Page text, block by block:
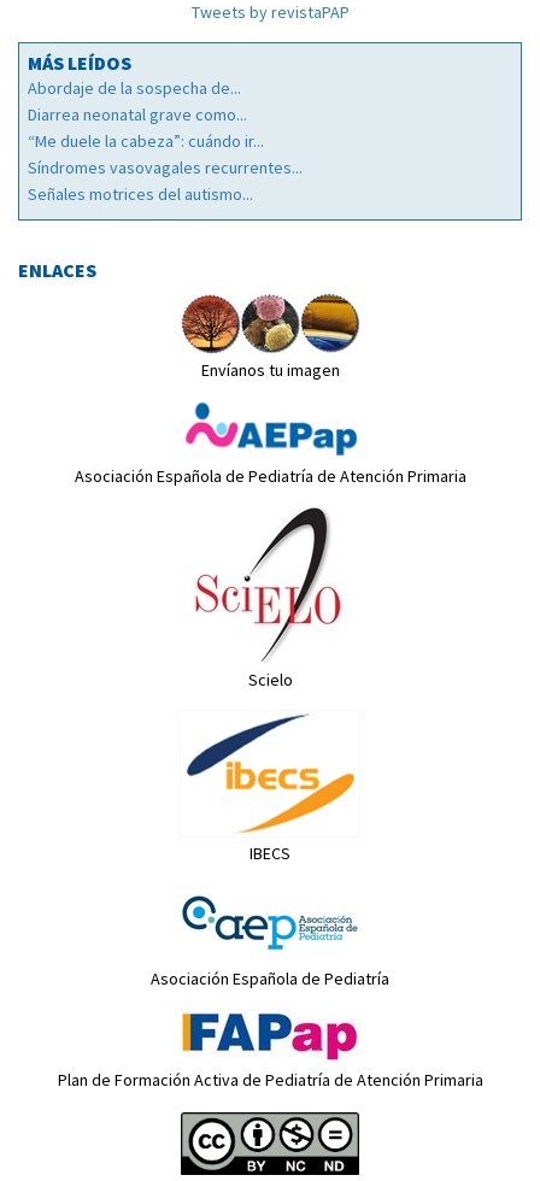
Tweets by revistaPAP
MÁS LEÍDOS
Abordaje de la sospecha de...
Diarrea neonatal grave como...
“Me duele la cabeza”: cuándo ir...
Síndromes vasovagales recurrentes...
Señales motrices del autismo...
ENLACES
Envíanos tu imagen
Asociación Española de Pediatría de Atención Primaria
Scielo
IBECS
Asociación Española de Pediatría
Plan de Formación Activa de Pediatría de Atención Primaria